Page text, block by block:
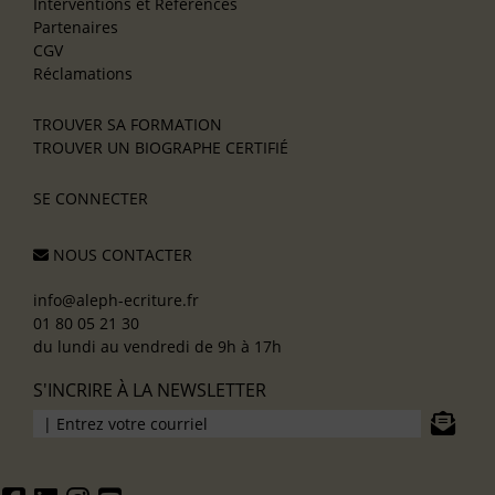
Partenaires
CGV
Réclamations
TROUVER SA FORMATION
TROUVER UN BIOGRAPHE CERTIFIÉ
SE CONNECTER
NOUS CONTACTER
info@aleph-ecriture.fr
01 80 05 21 30
du lundi au vendredi de 9h à 17h
S'INCRIRE À LA NEWSLETTER